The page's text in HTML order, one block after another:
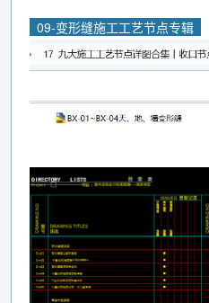
09-变形缝施工工艺节点专辑